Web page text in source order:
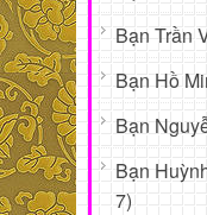
Bạn Trần
Bạn Hồ
Bạn
Bạn
7)